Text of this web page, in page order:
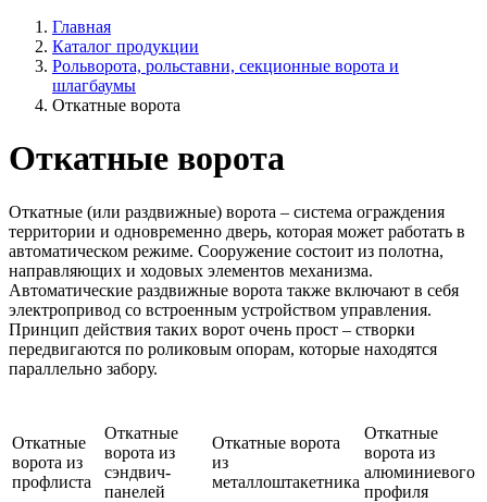
Главная
Каталог продукции
Рольворота, рольставни, секционные ворота и
шлагбаумы
Откатные ворота
Откатные ворота
Откатные (или раздвижные) ворота – система ограждения
территории и одновременно дверь, которая может работать в
автоматическом режиме. Сооружение состоит из полотна,
направляющих и ходовых элементов механизма.
Автоматические раздвижные ворота также включают в себя
электропривод со встроенным устройством управления.
Принцип действия таких ворот очень прост – створки
передвигаются по роликовым опорам, которые находятся
параллельно забору.
Откатные
ворота из
профлиста
Откатные
ворота из
сэндвич-
панелей
Откатные ворота
из
металлоштакетника
Откатные
ворота из
алюминиевого
профиля